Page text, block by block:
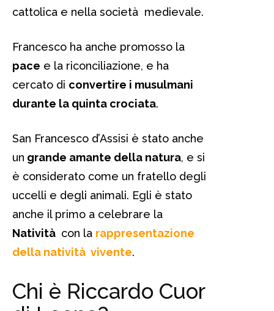
cattolica e nella società medievale.
Francesco ha anche promosso la
pace e la riconciliazione, e ha
cercato di convertire i musulmani
durante la quinta crociata.
San Francesco d’Assisi è stato anche
un grande amante della natura, e si
è considerato come un fratello degli
uccelli e degli animali. Egli è stato
anche il primo a celebrare la
Natività con la rappresentazione
della natività vivente.
Chi è Riccardo Cuor